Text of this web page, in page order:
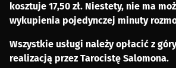
kosztuje 17,50 zł. Niestety, nie ma
wykupienia pojedynczej minuty
Wszystkie usługi należy opłacić z
realizacją przez Tarocistę Salomona.